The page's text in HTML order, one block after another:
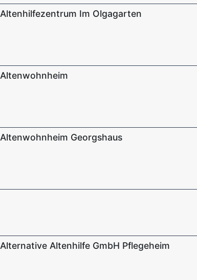
Altenhilfezentrum Im Olgagarten
Altenwohnheim
Altenwohnheim Georgshaus
Alternative Altenhilfe GmbH Pflegeheim